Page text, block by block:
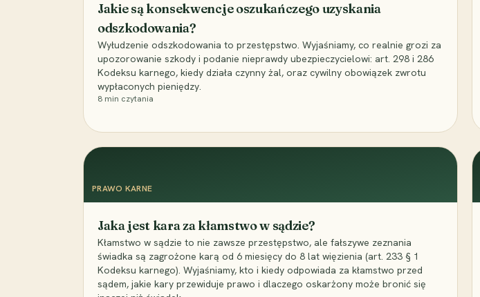
Jakie są konsekwencje oszukańczego uzyskania
odszkodowania?
Wyłudzenie odszkodowania to przestępstwo. Wyjaśniamy, co realnie grozi za
upozorowanie szkody i podanie nieprawdy ubezpieczycielowi: art. 298 i 286
Kodeksu karnego, kiedy działa czynny żal, oraz cywilny obowiązek zwrotu
wypłaconych pieniędzy.
8 min czytania
PRAWO KARNE
Jaka jest kara za kłamstwo w sądzie?
Kłamstwo w sądzie to nie zawsze przestępstwo, ale fałszywe zeznania
świadka są zagrożone karą od 6 miesięcy do 8 lat więzienia (art. 233 § 1
Kodeksu karnego). Wyjaśniamy, kto i kiedy odpowiada za kłamstwo przed
sądem, jakie kary przewiduje prawo i dlaczego oskarżony może bronić się